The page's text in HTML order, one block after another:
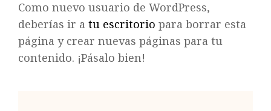
Como nuevo usuario de WordPress,
deberías ir a tu escritorio para borrar esta
página y crear nuevas páginas para tu
contenido. ¡Pásalo bien!